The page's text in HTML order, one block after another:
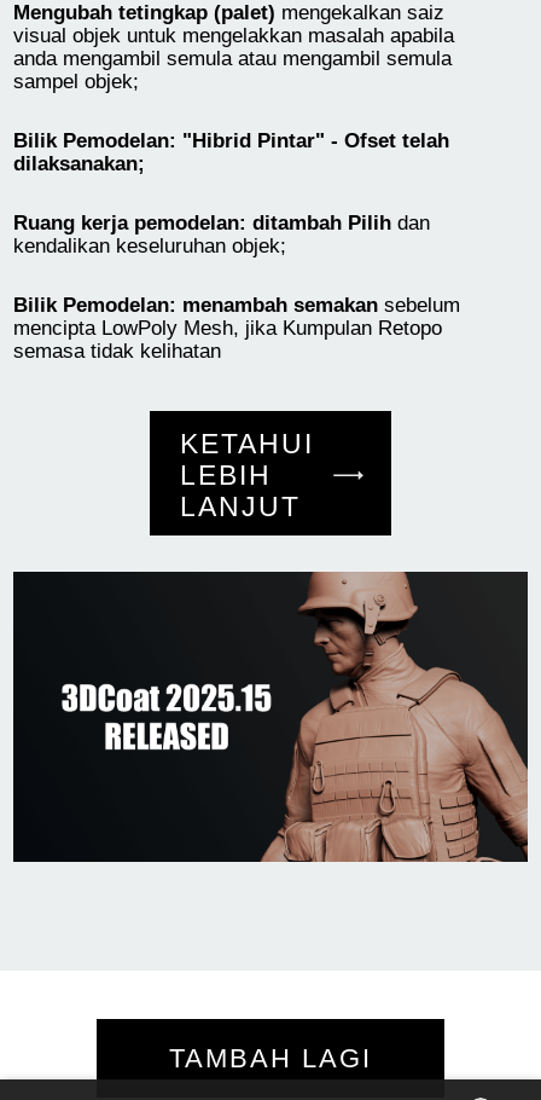
Mengubah tetingkap (palet) mengekalkan saiz
visual objek untuk mengelakkan masalah apabila
anda mengambil semula atau mengambil semula
sampel objek;
Bilik Pemodelan: "Hibrid Pintar" - Ofset telah
dilaksanakan;
Ruang kerja pemodelan: ditambah Pilih dan
kendalikan keseluruhan objek;
Bilik Pemodelan: menambah semakan sebelum
mencipta LowPoly Mesh, jika Kumpulan Retopo
semasa tidak kelihatan
KETAHUI
LEBIH
LANJUT
TAMBAH LAGI